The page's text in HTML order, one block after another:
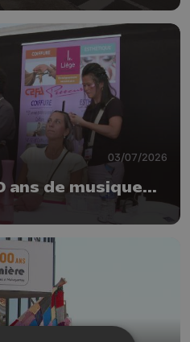
03/07/2026
ans de musique...